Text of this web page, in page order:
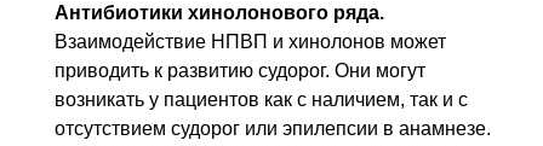
Антибиотики хинолонового ряда.
Взаимодействие НПВП и хинолонов может
приводить к развитию судорог. Они могут
возникать у пациентов как с наличием, так и с
отсутствием судорог или эпилепсии в анамнезе.